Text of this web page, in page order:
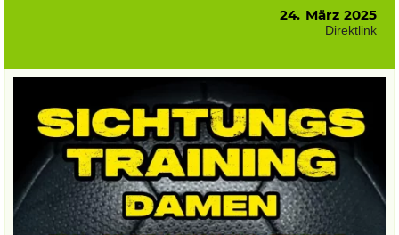
24. März 2025
Direktlink